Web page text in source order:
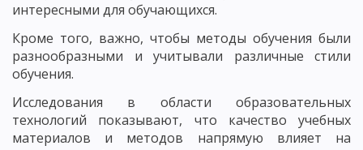
интересными для обучающихся.
Кроме того, важно, чтобы методы обучения были
разнообразными и учитывали различные стили
обучения.
Исследования в области образовательных
технологий показывают, что качество учебных
материалов и методов напрямую влияет на